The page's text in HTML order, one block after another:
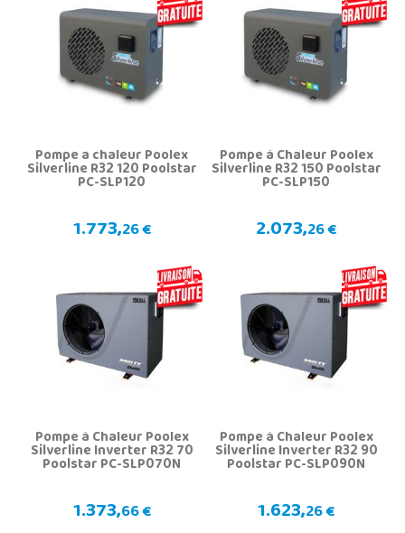
Pompe a chaleur Poolex
Silverline R32 120 Poolstar
PC-SLP120
1.773,26 €
Pompe á Chaleur Poolex
Silverline R32 150 Poolstar
PC-SLP150
2.073,26 €
Pompe à Chaleur Poolex
Silverline Inverter R32 70
Poolstar PC-SLP070N
1.373,66 €
Pompe à Chaleur Poolex
Silverline Inverter R32 90
Poolstar PC-SLP090N
1.623,26 €